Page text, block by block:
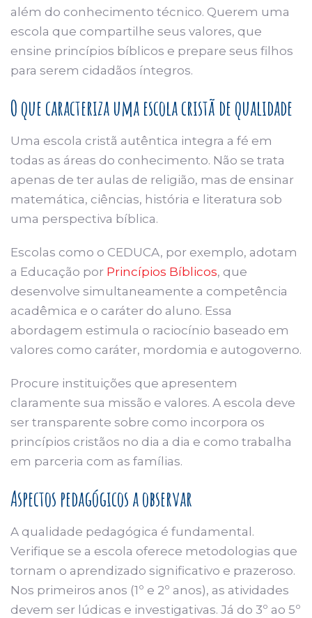
além do conhecimento técnico. Querem uma
escola que compartilhe seus valores, que
ensine princípios bíblicos e prepare seus filhos
para serem cidadãos íntegros.
O que caracteriza uma escola cristã de qualidade
Uma escola cristã autêntica integra a fé em
todas as áreas do conhecimento. Não se trata
apenas de ter aulas de religião, mas de ensinar
matemática, ciências, história e literatura sob
uma perspectiva bíblica.
Escolas como o CEDUCA, por exemplo, adotam
a Educação por Princípios Bíblicos, que
desenvolve simultaneamente a competência
acadêmica e o caráter do aluno. Essa
abordagem estimula o raciocínio baseado em
valores como caráter, mordomia e autogoverno.
Procure instituições que apresentem
claramente sua missão e valores. A escola deve
ser transparente sobre como incorpora os
princípios cristãos no dia a dia e como trabalha
em parceria com as famílias.
Aspectos pedagógicos a observar
A qualidade pedagógica é fundamental.
Verifique se a escola oferece metodologias que
tornam o aprendizado significativo e prazeroso.
Nos primeiros anos (1º e 2º anos), as atividades
devem ser lúdicas e investigativas. Já do 3º ao 5º